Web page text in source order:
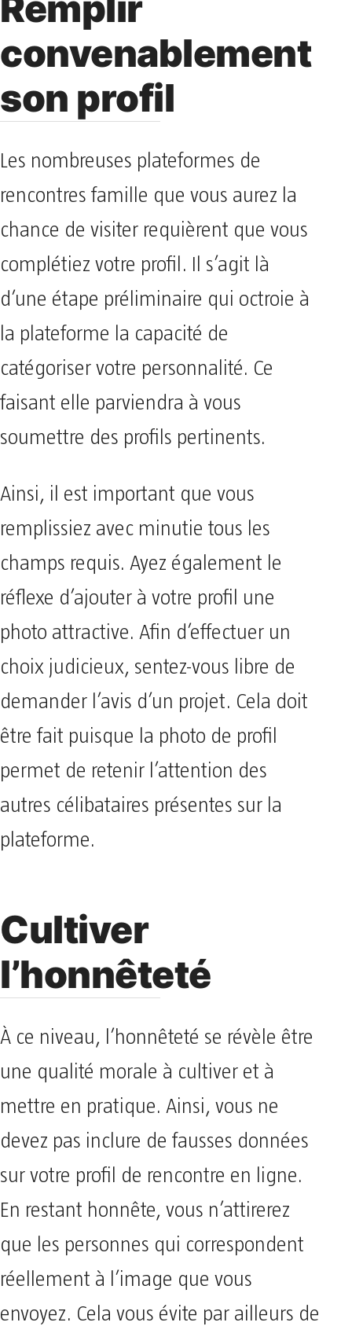
convenablement
son profil
Les nombreuses plateformes de
rencontres famille que vous aurez la
chance de visiter requièrent que vous
complétiez votre profil. Il s’agit là
d’une étape préliminaire qui octroie à
la plateforme la capacité de
catégoriser votre personnalité. Ce
faisant elle parviendra à vous
soumettre des profils pertinents.
Ainsi, il est important que vous
remplissiez avec minutie tous les
champs requis. Ayez également le
réflexe d’ajouter à votre profil une
photo attractive. Afin d’effectuer un
choix judicieux, sentez-vous libre de
demander l’avis d’un projet. Cela doit
être fait puisque la photo de profil
permet de retenir l’attention des
autres célibataires présentes sur la
plateforme.
Cultiver
l’honnêteté
À ce niveau, l’honnêteté se révèle être
une qualité morale à cultiver et à
mettre en pratique. Ainsi, vous ne
devez pas inclure de fausses données
sur votre profil de rencontre en ligne.
En restant honnête, vous n’attirerez
que les personnes qui correspondent
réellement à l’image que vous
envoyez. Cela vous évite par ailleurs de